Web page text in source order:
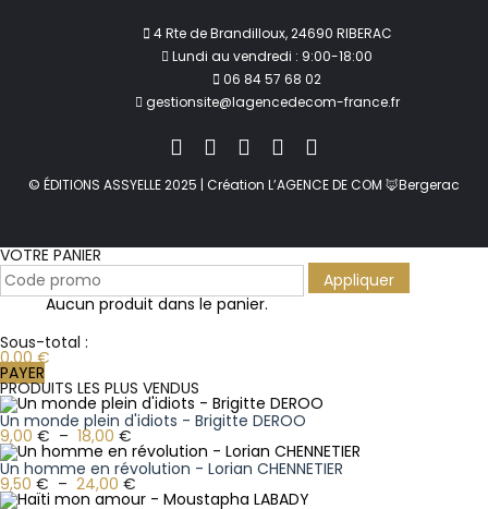
4 Rte de Brandilloux, 24690 RIBERAC
Lundi au vendredi : 9:00-18:00
06 84 57 68 02
gestionsite@lagencedecom-france.fr
© ÉDITIONS ASSYELLE 2025 | Création L’AGENCE DE COM 🦊Bergerac
VOTRE PANIER
Appliquer
Aucun produit dans le panier.
Sous-total :
0,00€
PAYER
PRODUITS LES PLUS VENDUS
Un monde plein d'idiots - Brigitte DEROO
9,00 € – 18,00 €
Un homme en révolution - Lorian CHENNETIER
9,50 € – 24,00 €